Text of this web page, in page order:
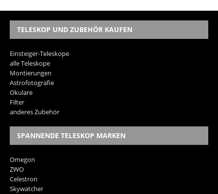
TELESKOP UND ZUBEHÖR KAUFEN
Einsteiger-Teleskope
alle Teleskope
Montierungen
Astrofotografie
Okulare
Filter
anderes Zubehör
SPANNENDE TELESKOP MARKEN
Omegon
ZWO
Celestron
Skywatcher